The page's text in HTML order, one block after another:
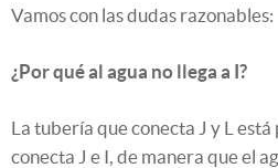
Vamos con las dudas razonables:
¿Por qué al agua no llega a I?
La tubería que conecta J y L
conecta J e I, de manera que el